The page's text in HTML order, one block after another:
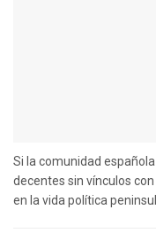
Si la comunidad
decentes sin vínculos
en la vida política